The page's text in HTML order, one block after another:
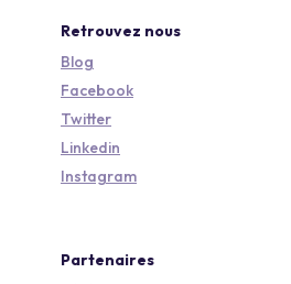
Retrouvez nous
Blog
Facebook
Twitter
Linkedin
Instagram
Partenaires